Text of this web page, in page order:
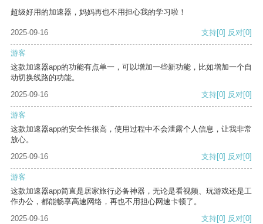
超级好用的加速器，妈妈再也不用担心我的学习啦！
2025-09-16 支持[0] 反对[0]
游客
这款加速器app的功能有点单一，可以增加一些新功能，比如增加一个自
动切换线路的功能。
2025-09-16
支持[0] 反对[0]
游客
这款加速器app的安全性很高，使用过程中不会泄露个人信息，让我非常
放心。
2025-09-16
支持[0] 反对[0]
游客
这款加速器app简直是居家旅行必备神器，无论是看视频、玩游戏还是工
作办公，都能畅享高速网络，再也不用担心网速卡顿了。
2025-09-16
支持[0] 反对[0]